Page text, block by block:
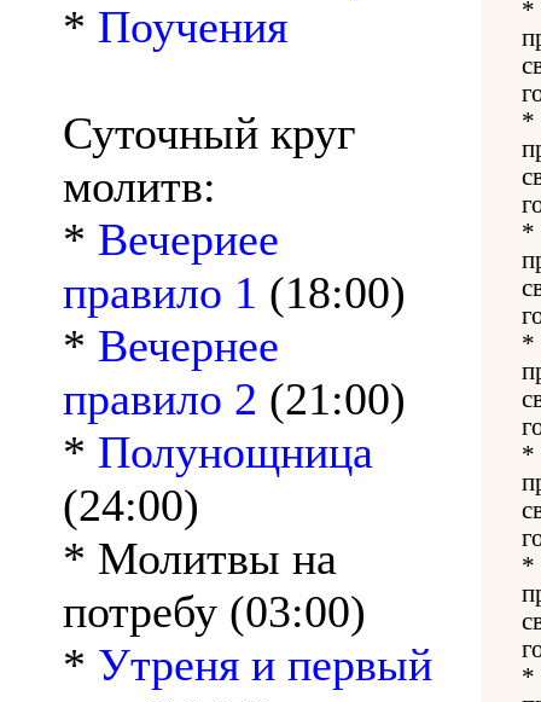
* Поучения
Суточный круг
молитв:
* Вечериее
правило 1 (18:00)
* Вечернее
правило 2 (21:00)
* Полунощница
(24:00)
* Молитвы на
потребу (03:00)
* Утреня и первый
*
*
*
*
*
*
*